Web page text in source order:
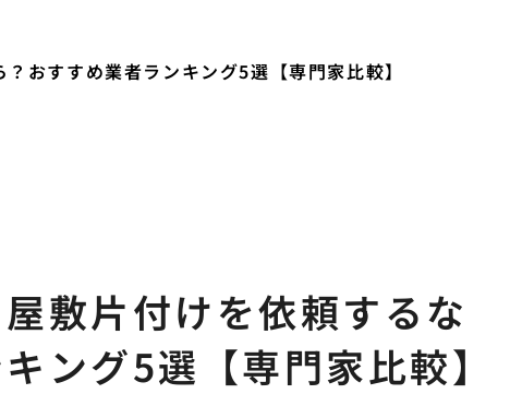
おすすめ業者ランキング5選【専門家比較】
敷片付けを依頼するな
ング5選【専門家比較】